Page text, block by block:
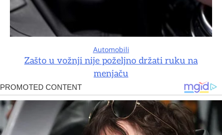
Automobili
Zašto u vožnji nije poželjno držati ruku na
menjaču